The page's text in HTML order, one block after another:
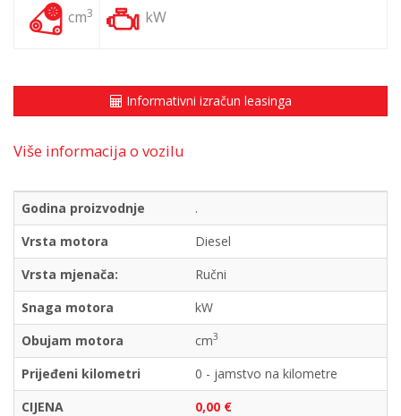
cm3 kW
Informativni izračun leasinga
Više informacija o vozilu
Godina proizvodnje
.
Vrsta motora
Diesel
Vrsta mjenača:
Ručni
Snaga motora
kW
Obujam motora
cm3
Prijeđeni kilometri
0 - jamstvo na kilometre
CIJENA
0,00 €